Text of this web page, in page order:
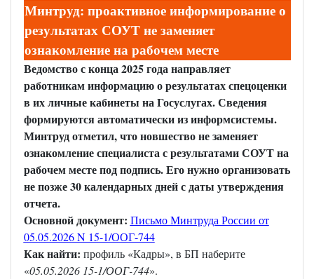
Минтруд: проактивное информирование о
результатах СОУТ не заменяет
ознакомление на рабочем месте
Ведомство с конца 2025 года направляет
работникам информацию о результатах спецоценки
в их личные кабинеты на Госуслугах. Сведения
формируются автоматически из информсистемы.
Минтруд отметил, что новшество не заменяет
ознакомление специалиста с результатами СОУТ на
рабочем месте под подпись. Его нужно организовать
не позже 30 календарных дней с даты утверждения
отчета.
Основной документ: Письмо Минтруда России от
05.05.2026 N 15-1/ООГ-744
Как найти: профиль «Кадры», в БП наберите
«05.05.2026 15-1/ООГ-744».